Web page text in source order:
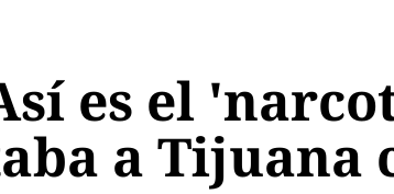
es el
a Tijuana